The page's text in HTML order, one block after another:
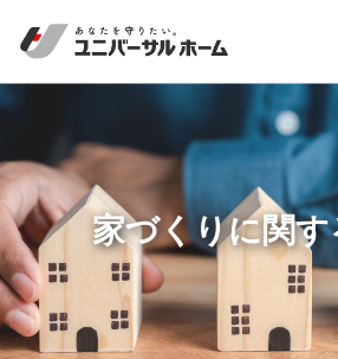
家づくりに関